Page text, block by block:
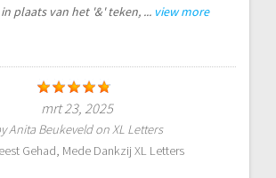
plaats van het '&' teken, ... view more
mrt 23, 2025
Anita BeukeveldonXL Letters
Gehad, Mede Dankzij XL Letters